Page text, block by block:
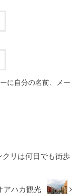
に自分の名前、メー
クリは何日でも街歩
アハカ観光